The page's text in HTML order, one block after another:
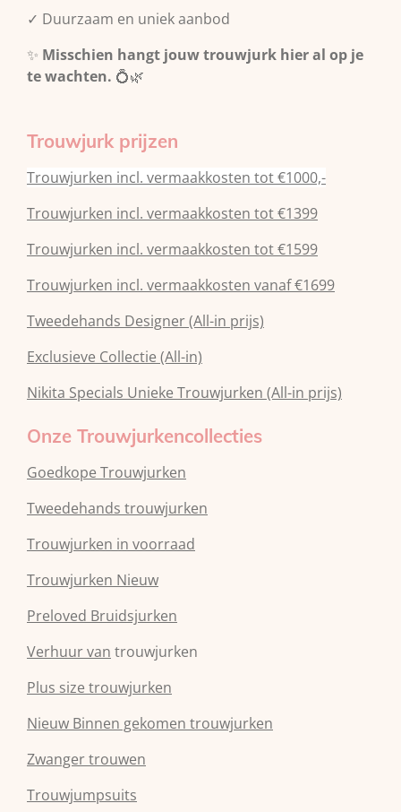
✓ Duurzaam en uniek aanbod
✨ Misschien hangt jouw trouwjurk hier al op je
te wachten. 💍🌿
Trouwjurk prijzen
Trouwjurken incl. vermaakkosten tot €1000,-
Trouwjurken incl. vermaakkosten tot €1399
Trouwjurken incl. vermaakkosten tot €1599
Trouwjurken incl. vermaakkosten vanaf €1699
Tweedehands Designer (All-in prijs)
Exclusieve Collectie (All-in)
Nikita Specials Unieke Trouwjurken (All-in prijs)
Onze Trouwjurkencollecties
Goedkope Trouwjurken
Tweedehands trouwjurken
Trouwjurken in voorraad
Trouwjurken Nieuw
Preloved Bruidsjurken
Verhuur van trouwjurken
Plus size trouwjurken
Nieuw Binnen gekomen trouwjurken
Zwanger trouwen
Trouwjumpsuits